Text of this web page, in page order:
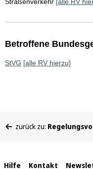
Betroffene
StVG [alle RV hierzu]
befinden
zurück zu:
Hilfe Kontakt